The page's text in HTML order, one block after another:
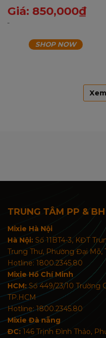
Giá: 850,000₫
SHOP NOW
TRUNG TÂM PP &
Mixie Hà Nội
Hà Nội: Số 11BT4-3, KĐT
Trung Thư, Phường Đại Mỗ,
Hotline: 1800.2345.80
Mixie Hồ Chí Minh
HCM:Số 449/23/10 Trường
TP.HCM
Hotline: 1800.2345.80
Mixie Đà nẵng
ĐC: 146 Trịnh Đình Thảo,